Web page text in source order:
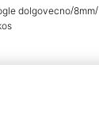
dolgovecno/8mm/